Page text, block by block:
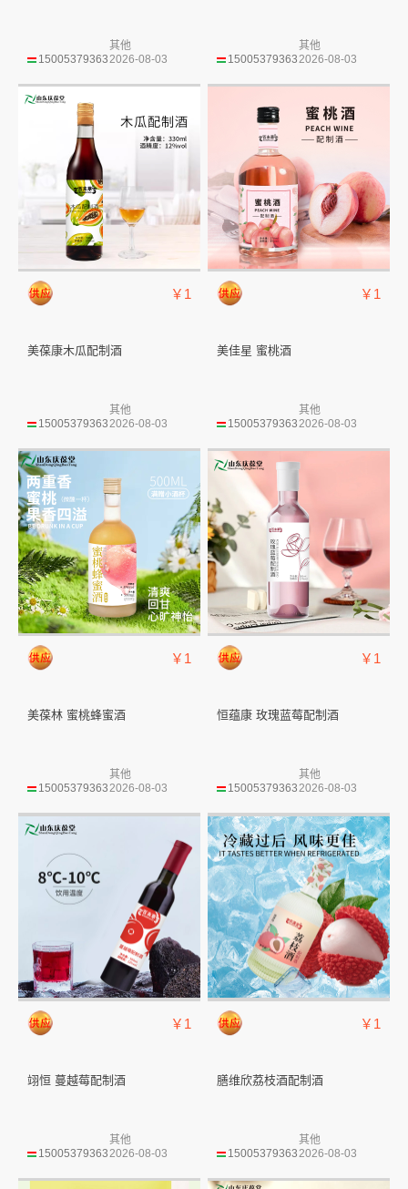
15005379363
其他
2026-08-03
15005379363
其他
2026-08-03
￥1
美葆康木瓜配制酒
15005379363
其他
2026-08-03
￥1
美佳星 蜜桃酒
15005379363
其他
2026-08-03
￥1
美葆林 蜜桃蜂蜜酒
15005379363
其他
2026-08-03
￥1
恒蕴康 玫瑰蓝莓配制酒
15005379363
其他
2026-08-03
￥1
翊恒 蔓越莓配制酒
15005379363
其他
2026-08-03
￥1
膳维欣荔枝酒配制酒
15005379363
其他
2026-08-03